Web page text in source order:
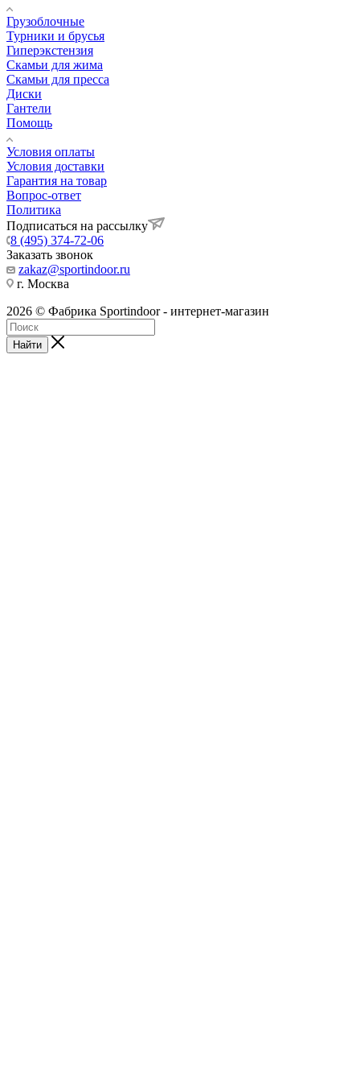
Грузоблочные
Турники и брусья
Гиперэкстензия
Скамьи для жима
Скамьи для пресса
Диски
Гантели
Помощь
Условия оплаты
Условия доставки
Гарантия на товар
Вопрос-ответ
Политика
Подписаться на рассылку
8 (495) 374-72-06
Заказать звонок
zakaz@sportindoor.ru
г. Москва
2026 © Фабрика Sportindoor - интернет-магазин
Найти